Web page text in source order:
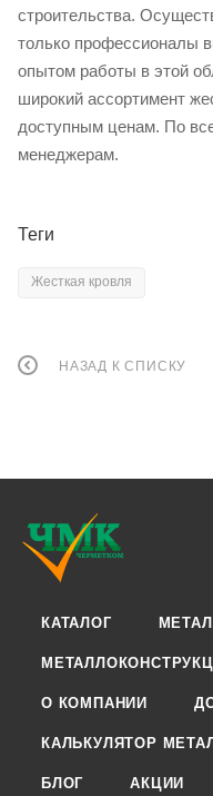
строительства.
только профессионалы
опытом работы в этой
широкий ассортимент
доступным ценам. По
менеджерам.
Теги
Жесткая кровля
НАЗАД К СПИСКУ
КАТАЛОГ
О КОМПАНИИ
КАЛЬКУЛЯТОР
БЛОГ АКЦИИ